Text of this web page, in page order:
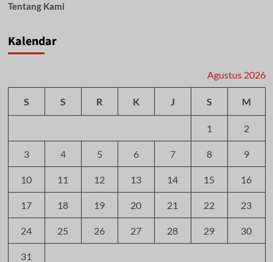
Tentang Kami
Kalendar
Agustus 2026
S S R K J S M
1 2
3 4 5 6 7 8 9
10 11 12 13 14 15 16
17 18 19 20 21 22 23
24 25 26 27 28 29 30
31